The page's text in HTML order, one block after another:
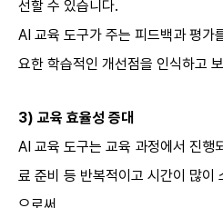
선할 수 있습니다.
AI 교육 도구가 주는 피드백과 평가
요한 학습적인 개선점을 인식하고
3) 교육 효율성 증대
AI 교육 도구는 교육 과정에서 진행
료 준비 등 반복적이고 시간이 많이
으로써